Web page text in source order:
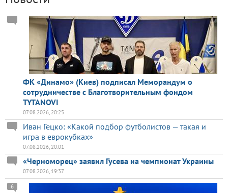
ФК «Динамо» (Киев) подписал Меморандум о
сотрудничестве с Благотворительным фондом
TYTANOVI
07.08.2026, 20:25
Иван Гецко: «Какой подбор футболистов — такая и
игра в еврокубках»
07.08.2026, 20:01
«Черноморец» заявил Гусева на чемпионат Украины
07.08.2026, 19:37
6